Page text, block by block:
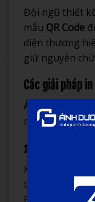
Đội ngũ thiết
mẫu QR Code
diện thương
giữ nguyên
Các giải pháp
Ánh Dương
những giải
1. QR Code động
Khác với QR
thay đổi nội